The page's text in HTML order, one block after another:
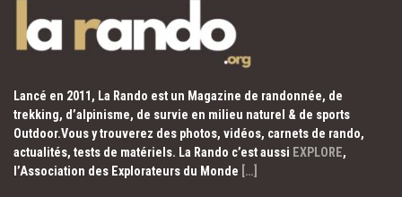
Lancé en 2011, La Rando est un Magazine de randonnée, de
trekking, d’alpinisme, de survie en milieu naturel & de sports
Outdoor.Vous y trouverez des photos, vidéos, carnets de rando,
actualités, tests de matériels. La Rando c’est aussi EXPLORE,
l’Association des Explorateurs du Monde […]